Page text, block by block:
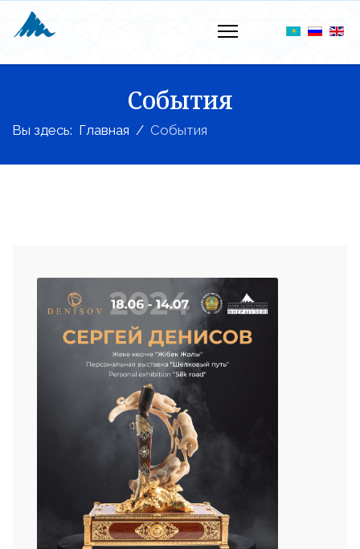
События
Вы здесь: Главная События